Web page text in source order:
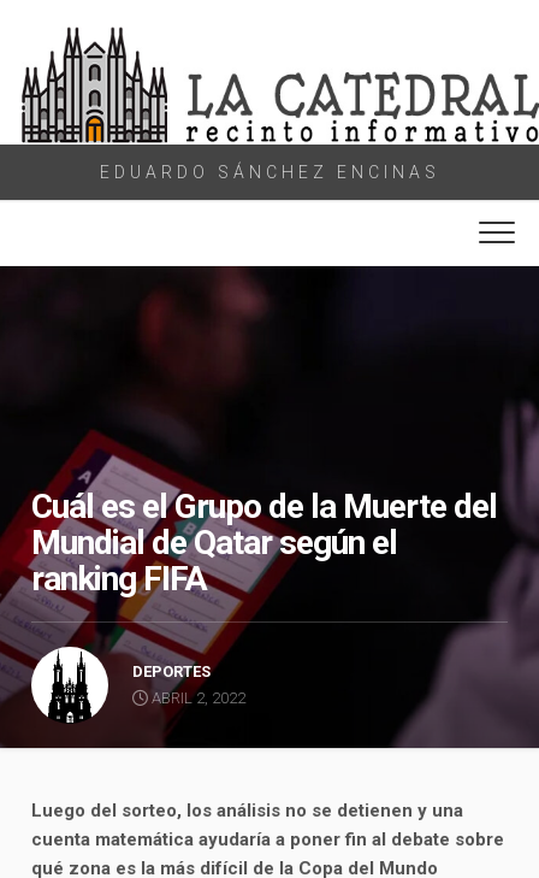
content
EDUARDO SÁNCHEZ ENCINAS
Cuál es el Grupo de la Muerte del
Mundial de Qatar según el
ranking FIFA
DEPORTES
ABRIL 2, 2022
Luego del sorteo, los análisis no se detienen y una
cuenta matemática ayudaría a poner fin al debate sobre
qué zona es la más difícil de la Copa del Mundo